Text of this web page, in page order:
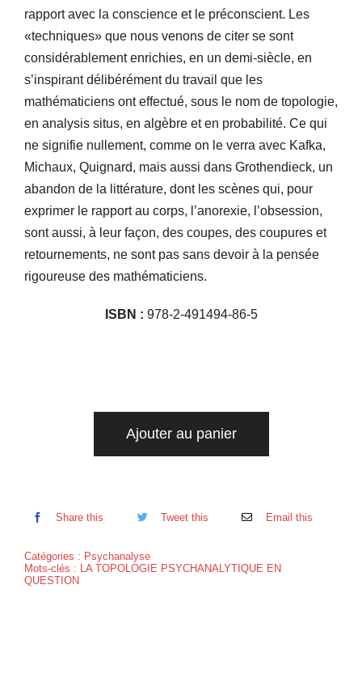
rapport avec la conscience et le préconscient. Les
«techniques» que nous venons de citer se sont
considérablement enrichies, en un demi-siècle, en
s’inspirant délibérément du travail que les
mathématiciens ont effectué, sous le nom de topologie,
en analysis situs, en algèbre et en probabilité. Ce qui
ne signifie nullement, comme on le verra avec Kafka,
Michaux, Quignard, mais aussi dans Grothendieck, un
abandon de la littérature, dont les scènes qui, pour
exprimer le rapport au corps, l’anorexie, l’obsession,
sont aussi, à leur façon, des coupes, des coupures et
retournements, ne sont pas sans devoir à la pensée
rigoureuse des mathématiciens.
ISBN : 978-2-491494-86-5
Ajouter au panier
Share this Tweet this Email this
Catégories : Psychanalyse
Mots-clés : LA TOPOLOGIE PSYCHANALYTIQUE EN
QUESTION